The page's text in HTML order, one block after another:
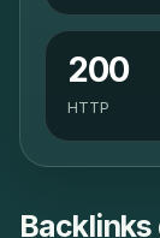
200
HTTP
Backlinks